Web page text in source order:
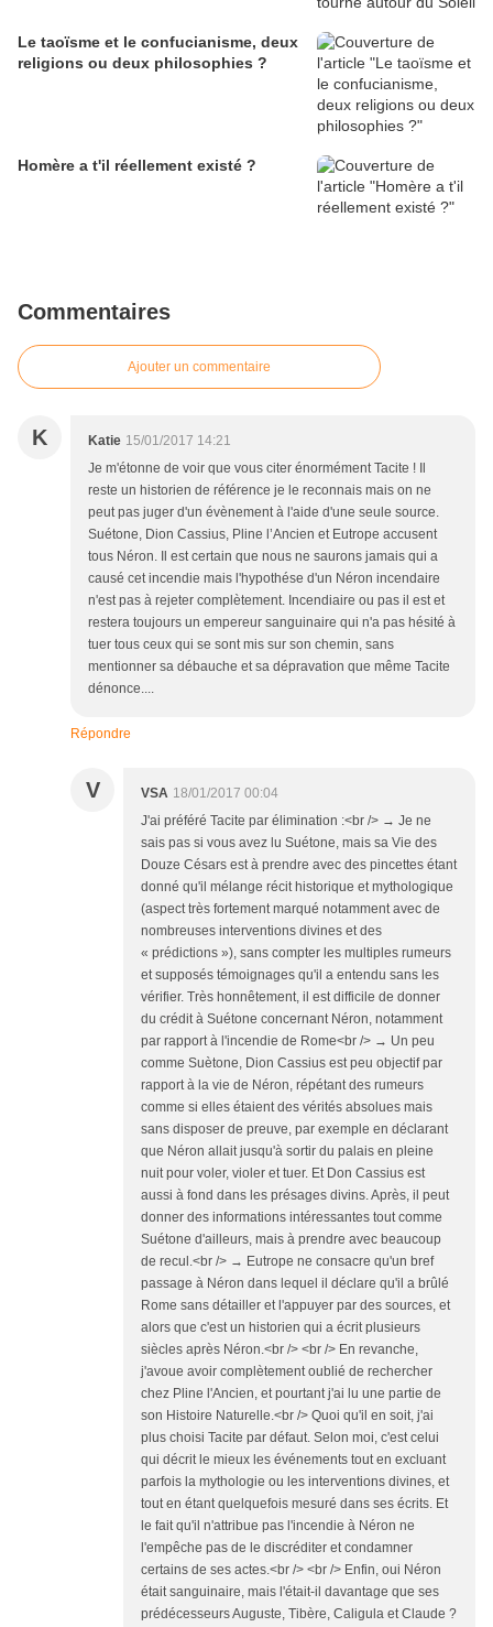
Le taoïsme et le confucianisme, deux
religions ou deux philosophies ?
Homère a t'il réellement existé ?
Commentaires
Ajouter un commentaire
K Katie 15/01/2017 14:21
Je m'étonne de voir que vous citer énormément Tacite ! Il
reste un historien de référence je le reconnais mais on ne
peut pas juger d'un évènement à l'aide d'une seule source.
Suétone, Dion Cassius, Pline l’Ancien et Eutrope accusent
tous Néron. Il est certain que nous ne saurons jamais qui a
causé cet incendie mais l'hypothése d'un Néron incendaire
n'est pas à rejeter complètement. Incendiaire ou pas il est et
restera toujours un empereur sanguinaire qui n'a pas hésité à
tuer tous ceux qui se sont mis sur son chemin, sans
mentionner sa débauche et sa dépravation que même Tacite
dénonce....
Répondre
V VSA 18/01/2017 00:04
J'ai préféré Tacite par élimination :<br /> → Je ne
sais pas si vous avez lu Suétone, mais sa Vie des
Douze Césars est à prendre avec des pincettes étant
donné qu'il mélange récit historique et mythologique
(aspect très fortement marqué notamment avec de
nombreuses interventions divines et des
« prédictions »), sans compter les multiples rumeurs
et supposés témoignages qu'il a entendu sans les
vérifier. Très honnêtement, il est difficile de donner
du crédit à Suétone concernant Néron, notamment
par rapport à l'incendie de Rome<br /> → Un peu
comme Suètone, Dion Cassius est peu objectif par
rapport à la vie de Néron, répétant des rumeurs
comme si elles étaient des vérités absolues mais
sans disposer de preuve, par exemple en déclarant
que Néron allait jusqu'à sortir du palais en pleine
nuit pour voler, violer et tuer. Et Don Cassius est
aussi à fond dans les présages divins. Après, il peut
donner des informations intéressantes tout comme
Suétone d'ailleurs, mais à prendre avec beaucoup
de recul.<br /> → Eutrope ne consacre qu'un bref
passage à Néron dans lequel il déclare qu'il a brûlé
Rome sans détailler et l'appuyer par des sources, et
alors que c'est un historien qui a écrit plusieurs
siècles après Néron.<br /> <br /> En revanche,
j'avoue avoir complètement oublié de rechercher
chez Pline l'Ancien, et pourtant j'ai lu une partie de
son Histoire Naturelle.<br /> Quoi qu'il en soit, j'ai
plus choisi Tacite par défaut. Selon moi, c'est celui
qui décrit le mieux les événements tout en excluant
parfois la mythologie ou les interventions divines, et
tout en étant quelquefois mesuré dans ses écrits. Et
le fait qu'il n'attribue pas l'incendie à Néron ne
l'empêche pas de le discréditer et condamner
certains de ses actes.<br /> <br /> Enfin, oui Néron
était sanguinaire, mais l'était-il davantage que ses
prédécesseurs Auguste, Tibère, Caligula et Claude ?